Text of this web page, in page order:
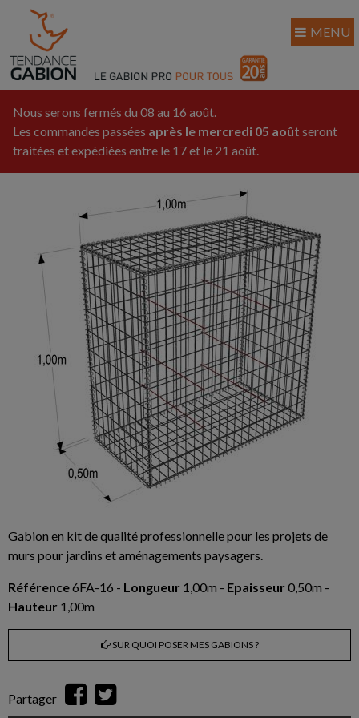
Nous serons fermés du 08 au 16 août.
Les commandes passées après le mercredi 05 août seront
traitées et expédiées entre le 17 et le 21 août.
Gabion en kit de qualité professionnelle pour les projets de
murs pour jardins et aménagements paysagers.
Référence6FA-16 - Longueur 1,00m - Epaisseur 0,50m -
Hauteur 1,00m
SUR QUOI POSER MES GABIONS ?
Partager
MENU